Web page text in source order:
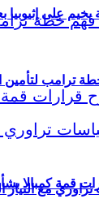
على إثيوبيا
ترامب لتأمين
مع التيار